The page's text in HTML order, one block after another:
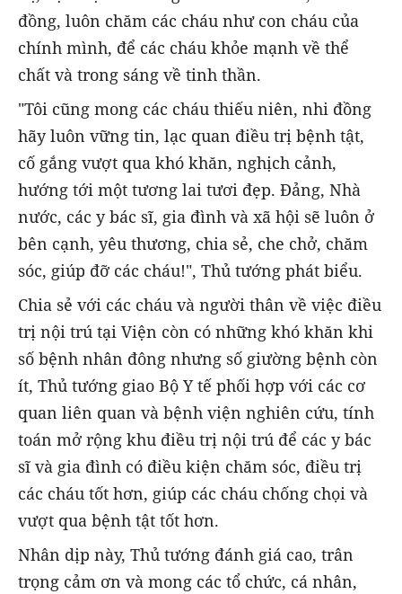
đồng, luôn chăm các cháu như con cháu của
chính mình, để các cháu khỏe mạnh về thể
chất và trong sáng về tinh thần.
"Tôi cũng mong các cháu thiếu niên, nhi đồng
hãy luôn vững tin, lạc quan điều trị bệnh tật,
cố gắng vượt qua khó khăn, nghịch cảnh,
hướng tới một tương lai tươi đẹp. Đảng, Nhà
nước, các y bác sĩ, gia đình và xã hội sẽ luôn ở
bên cạnh, yêu thương, chia sẻ, che chở, chăm
sóc, giúp đỡ các cháu!", Thủ tướng phát biểu.
Chia sẻ với các cháu và người thân về việc điều
trị nội trú tại Viện còn có những khó khăn khi
số bệnh nhân đông nhưng số giường bệnh còn
ít, Thủ tướng giao Bộ Y tế phối hợp với các cơ
quan liên quan và bệnh viện nghiên cứu, tính
toán mở rộng khu điều trị nội trú để các y bác
sĩ và gia đình có điều kiện chăm sóc, điều trị
các cháu tốt hơn, giúp các cháu chống chọi và
vượt qua bệnh tật tốt hơn.
Nhân dịp này, Thủ tướng đánh giá cao, trân
trọng cảm ơn và mong các tổ chức, cá nhân,